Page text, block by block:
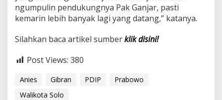
ngumpulin pendukungnya Pak Ganjar, pasti
kemarin lebih banyak lagi yang datang,” katanya.
Silahkan baca artikel sumberklik disini!
Post Views: 380
Anies Gibran PDIP
Prabowo
Walikota Solo